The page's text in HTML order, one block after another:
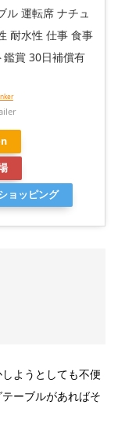
ル 運転席 ナチュ
耐水性 仕事 食事
鑑賞 30日補償有
ョッピング
ようとしても不便
ーブルがあればそ